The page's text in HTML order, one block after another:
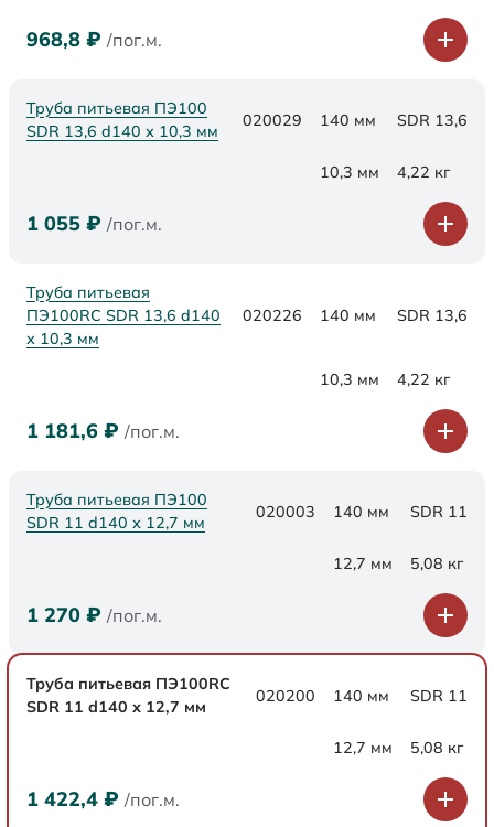
968,8 ₽ /пог.м.
Труба питьевая ПЭ100
SDR 13,6 d140 х 10,3 мм
020029 140 мм SDR 13,6
10,3 мм 4,22 кг
1 055 ₽ /пог.м.
Труба питьевая
ПЭ100RC SDR 13,6 d140
х 10,3 мм
020226 140 мм SDR 13,6
10,3 мм 4,22 кг
1 181,6 ₽ /пог.м.
Труба питьевая ПЭ100
SDR 11 d140 х 12,7 мм
020003 140 мм SDR 11
12,7 мм 5,08 кг
1 270 ₽ /пог.м.
Труба питьевая ПЭ100RC
SDR 11 d140 х 12,7 мм
020200 140 мм SDR 11
12,7 мм 5,08 кг
1 422,4 ₽ /пог.м.